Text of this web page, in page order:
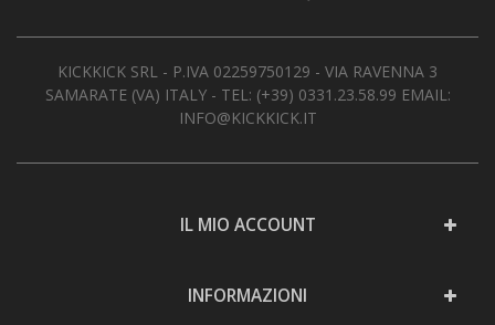
KICKKICK SRL - P.IVA 02259750129 - VIA RAVENNA 3
SAMARATE (VA) ITALY - TEL: (+39) 0331.23.58.99 EMAIL:
INFO@KICKKICK.IT
IL MIO ACCOUNT
INFORMAZIONI